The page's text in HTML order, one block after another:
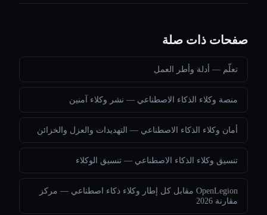
صفحات ذات صلة
تعلّم — أدلة وأطر العمل
منصة وكلاء الذكاء الاصطناعي — نشر وكلاء آمنين
أمان وكلاء الذكاء الاصطناعي — التهديدات والعزل والخزائن
تنسيق وكلاء الذكاء الاصطناعي — تنسيق الوكلاء
OpenLegion مقابل كل إطار وكلاء ذكاء اصطناعي — مركز
مقارنة 2026